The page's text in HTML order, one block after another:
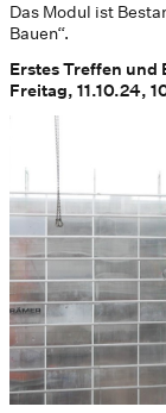
Das Modul ist
Bauen“.
Erstes Treffen und
Freitag, 11.10.24,